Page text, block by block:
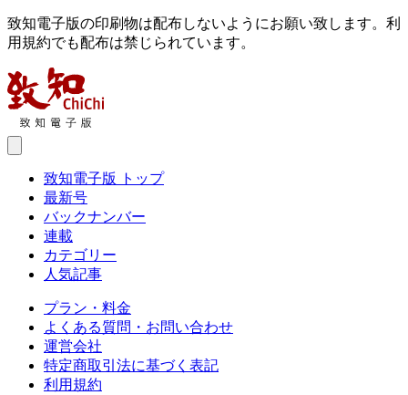
致知電子版の印刷物は配布しないようにお願い致します。利
用規約でも配布は禁じられています。
致知電子版 トップ
最新号
バックナンバー
連載
カテゴリー
人気記事
プラン・料金
よくある質問・お問い合わせ
運営会社
特定商取引法に基づく表記
利用規約